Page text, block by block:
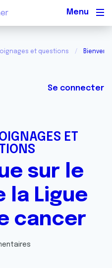
et questions
Se connecter
ET
sur le
la Ligue
cancer